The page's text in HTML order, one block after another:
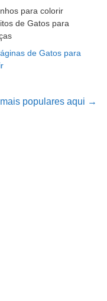
para colorir
de Gatos para
de Gatos para
populares aqui →